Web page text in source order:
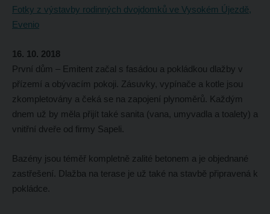
Fotky z výstavby rodinných dvojdomků ve Vysokém Újezdě,
Evenio
16. 10. 2018
První dům – Emitent začal s fasádou a pokládkou dlažby v
přízemí a obývacím pokoji. Zásuvky, vypínače a kotle jsou
zkompletovány a čeká se na zapojení plynoměrů. Každým
dnem už by měla přijít také sanita (vana, umyvadla a toalety) a
vnitřní dveře od firmy Sapeli.
Bazény jsou téměř kompletně zalité betonem a je objednané
zastřešení. Dlažba na terase je už také na stavbě připravená k
pokládce.